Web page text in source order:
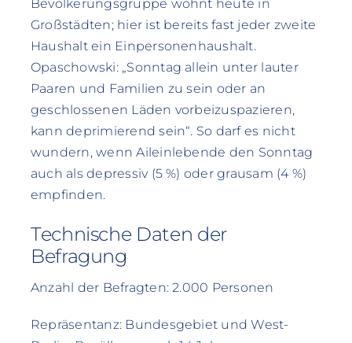
Bevölkerungsgruppe wohnt heute in
Großstädten; hier ist bereits fast jeder zweite
Haushalt ein Einpersonenhaushalt.
Opaschowski: „Sonntag allein unter lauter
Paaren und Familien zu sein oder an
geschlossenen Läden vorbeizuspazieren,
kann deprimierend sein“. So darf es nicht
wundern, wenn Aileinlebende den Sonntag
auch als depressiv (5 %) oder grausam (4 %)
empfinden.
Technische Daten der
Befragung
Anzahl der Befragten: 2.000 Personen
Repräsentanz: Bundesgebiet und West-